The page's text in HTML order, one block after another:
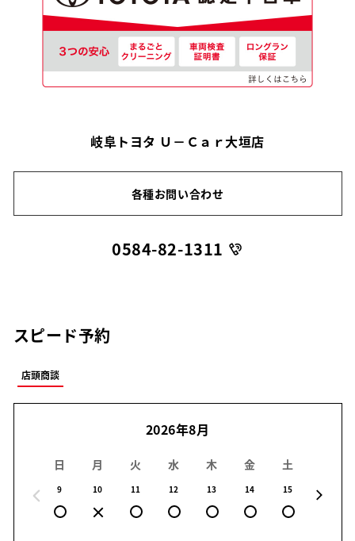
岐阜トヨタ Ｕ－Ｃａｒ大垣店
各種お問い合わせ
0584-82-1311
スピード予約
店頭商談
2026年8月
日
9
月
10
火
11
水
12
木
13
金
14
土
15